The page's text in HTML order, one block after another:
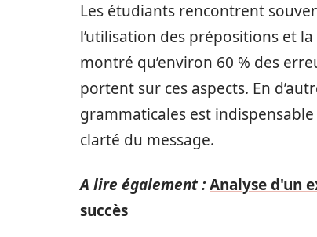
Les étudiants rencontrent
l’utilisation des prépositions et
montré qu’environ 60 % des
portent sur ces aspects. En
grammaticales est
clarté du message.
A lire également :Analyse d'un
succès